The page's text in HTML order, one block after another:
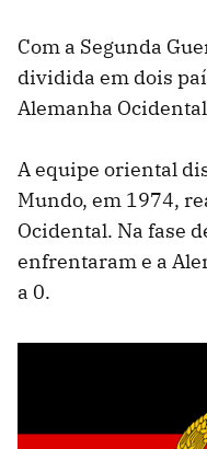
Com a Segunda
dividida em dois
Alemanha
A equipe oriental
Mundo, em 1974,
Ocidental. Na fase
enfrentaram e a
a 0.